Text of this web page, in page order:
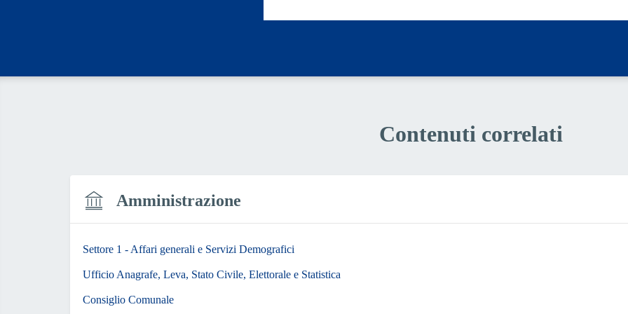
Contenuti correlati
Amministrazione
Settore 1 - Affari generali e Servizi Demografici
Ufficio Anagrafe, Leva, Stato Civile, Elettorale e Statistica
Consiglio Comunale